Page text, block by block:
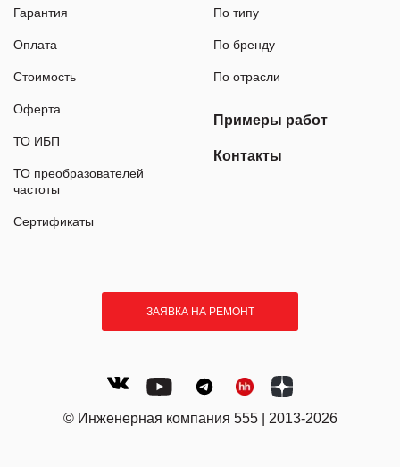
Гарантия
Оплата
Стоимость
Оферта
ТО ИБП
ТО преобразователей
частоты
Сертификаты
По типу
По бренду
По отрасли
Примеры работ
Контакты
ЗАЯВКА НА РЕМОНТ
© Инженерная компания 555 | 2013-2026